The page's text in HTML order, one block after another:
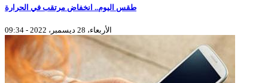
طقس اليوم.. انخفاض مرتقب في الحرارة
الأربعاء، 28 ديسمبر، 2022 - 09:34